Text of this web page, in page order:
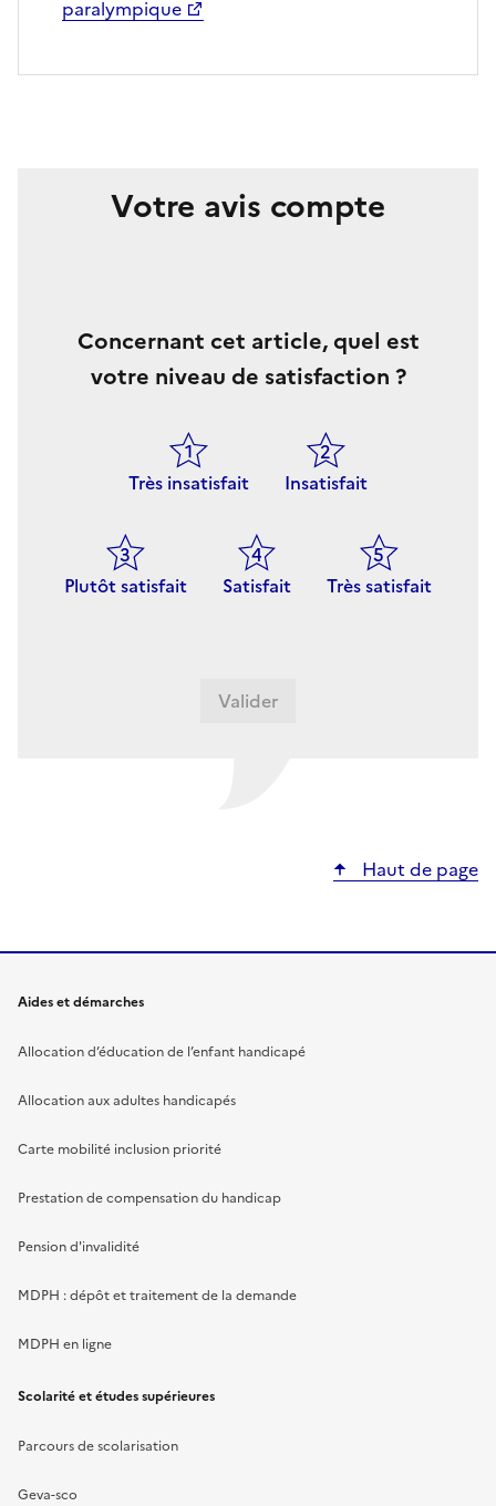
paralympique
Votre avis compte
Concernant cet article, quel est
votre niveau de satisfaction ?
Très insatisfait Insatisfait
Plutôt satisfait Satisfait Très satisfait
Haut de page
Aides et démarches
Allocation d’éducation de l’enfant handicapé
Allocation aux adultes handicapés
Carte mobilité inclusion priorité
Prestation de compensation du handicap
Pension d'invalidité
MDPH : dépôt et traitement de la demande
MDPH en ligne
Scolarité et études supérieures
Parcours de scolarisation
Geva-sco